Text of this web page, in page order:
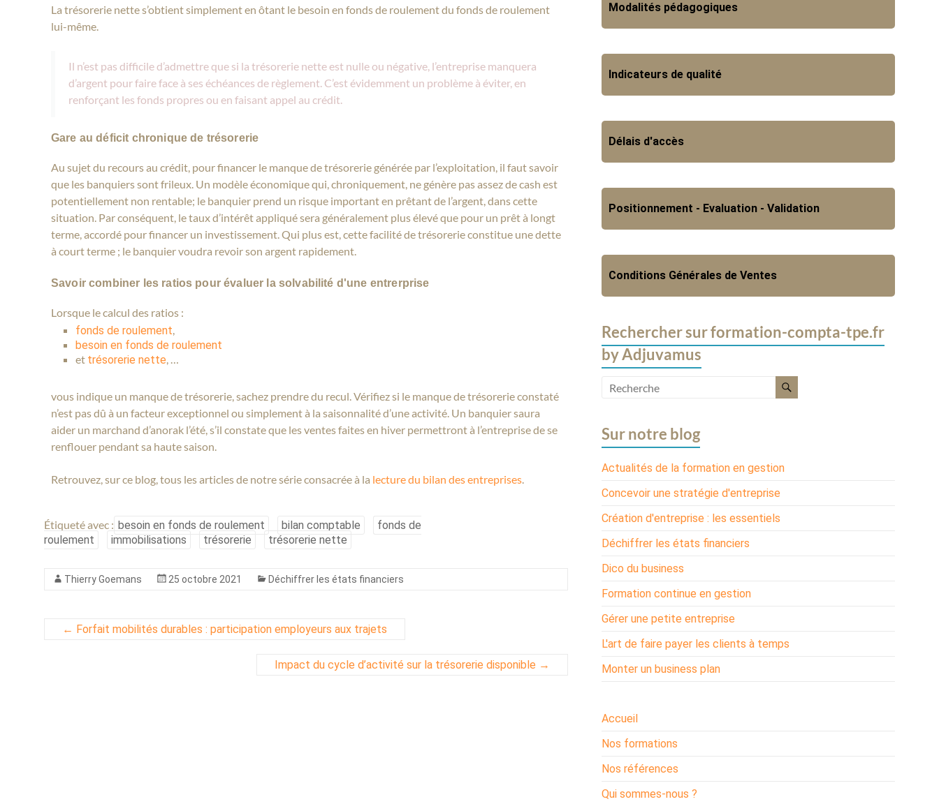
La trésorerie nette s’obtient simplement en ôtant le besoin en fonds de roulement du fonds de roulement
lui-même.
Il n’est pas difficile d’admettre que si la trésorerie nette est nulle ou négative, l’entreprise manquera
d’argent pour faire face à ses échéances de règlement. C’est évidemment un problème à éviter, en
renforçant les fonds propres ou en faisant appel au crédit.
Gare au déficit chronique de trésorerie
Au sujet du recours au crédit, pour financer le manque de trésorerie générée par l’exploitation, il faut savoir
que les banquiers sont frileux. Un modèle économique qui, chroniquement, ne génère pas assez de cash est
potentiellement non rentable; le banquier prend un risque important en prêtant de l’argent, dans cette
situation. Par conséquent, le taux d’intérêt appliqué sera généralement plus élevé que pour un prêt à longt
terme, accordé pour financer un investissement. Qui plus est, cette facilité de trésorerie constitue une dette
à court terme ; le banquier voudra revoir son argent rapidement.
Savoir combiner les ratios pour évaluer la solvabilité d'une entrerprise
Lorsque le calcul des ratios :
fonds de roulement
besoin en fonds de roulement
et trésorerie nette
vous indique un manque de trésorerie, sachez prendre du recul. Vérifiez si le manque de trésorerie constaté
n’est pas dû à un facteur exceptionnel ou simplement à la saisonnalité d’une activité. Un banquier saura
aider un marchand d’anorak l’été, s’il constate que les ventes faites en hiver permettront à l’entreprise de se
renflouer pendant sa haute saison.
Retrouvez, sur ce blog, tous les articles de notre série consacrée à la lecture du bilan des entreprises.
Étiqueté avec : besoin en fonds de roulement bilan comptable
fonds de
roulement
immobilisations trésorerie trésorerie nette
Thierry Goemans 25 octobre 2021 Déchiffrer les états financiers
← Forfait mobilités durables : participation employeurs aux trajets
Impact du cycle d’activité sur la trésorerie disponible →
Modalités pédagogiques
Indicateurs de qualité
Délais d'accès
Positionnement - Evaluation - Validation
Conditions Générales de Ventes
Rechercher sur formation-compta-tpe.fr
by Adjuvamus
Sur notre blog
Actualités de la formation en gestion
Concevoir une stratégie d'entreprise
Création d'entreprise : les essentiels
Déchiffrer les états financiers
Dico du business
Formation continue en gestion
Gérer une petite entreprise
L'art de faire payer les clients à temps
Monter un business plan
Accueil
Nos formations
Nos références
Qui sommes-nous ?